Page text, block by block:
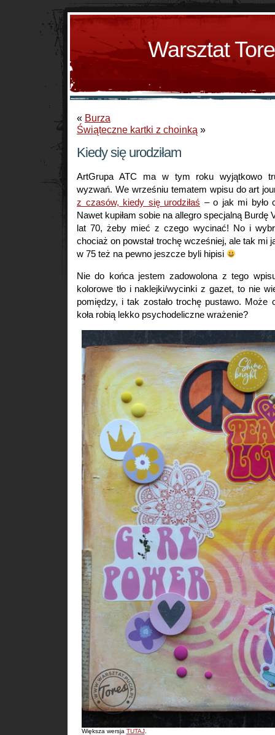
Warsztat
« Burza
Świąteczne kartki z choinką »
Kiedy się urodziłam
ArtGrupa ATC ma w tym roku wyjątkowo
wyzwań. We wrześniu tematem wpisu do art
z czasów, kiedy się urodziłaś – o jak mi było
Nawet kupiłam sobie na allegro specjalną Burdę
lat 70, żeby mieć z czego wycinać! No i
chociaż on powstał trochę wcześniej, ale tak mi
w 75 też na pewno jeszcze byli hipisi
Nie do końca jestem zadowolona z tego
kolorowe tło i naklejki/wycinki z gazet, to nie
pomiędzy, i tak zostało trochę pustawo. Może
koła robią lekko psychodeliczne wrażenie?
Większa wersja TUTAJ.